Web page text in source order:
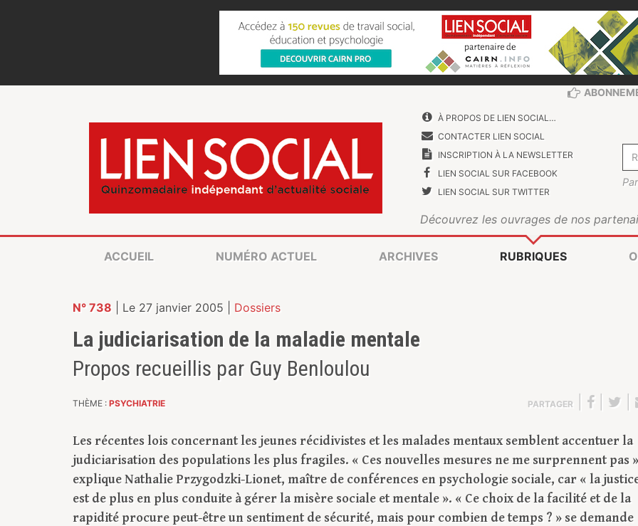
À PROPOS DE LIEN SOCIAL…
CONTACTER LIEN SOCIAL
INSCRIPTION À LA NEWSLETTER
LIEN SOCIAL SUR FACEBOOK
LIEN SOCIAL SUR TWITTER
Découvrez les ouvrages de nos
ACCUEIL NUMÉRO ACTUEL ARCHIVES RUBRIQUES
N° 738 | Le 27 janvier 2005 | Dossiers
La judiciarisation de la maladie mentale
Propos recueillis par Guy Benloulou
THÈME : PSYCHIATRIE PARTAGER
Les récentes lois concernant les jeunes récidivistes et les malades mentaux semblent accentuer la
judiciarisation des populations les plus fragiles. « Ces nouvelles mesures ne me surprennent pas »
explique Nathalie Przygodzki-Lionet, maître de conférences en psychologie sociale, car « la
est de plus en plus conduite à gérer la misère sociale et mentale ». « Ce choix de la facilité et de la
rapidité procure peut-être un sentiment de sécurité, mais pour combien de temps ? » se demande